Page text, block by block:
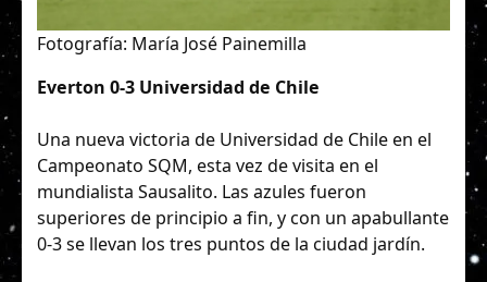
Fotografía: María José Painemilla
Everton 0-3 Universidad de Chile
Una nueva victoria de Universidad de Chile en el
Campeonato SQM, esta vez de visita en el
mundialista Sausalito. Las azules fueron
superiores de principio a fin, y con un apabullante
0-3 se llevan los tres puntos de la ciudad jardín.